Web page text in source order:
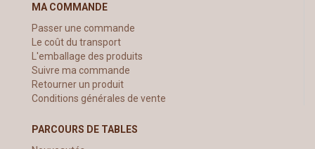
MA COMMANDE
Passer une commande
Le coût du transport
L'emballage des produits
Suivre ma commande
Retourner un produit
Conditions générales de vente
PARCOURS DE TABLES